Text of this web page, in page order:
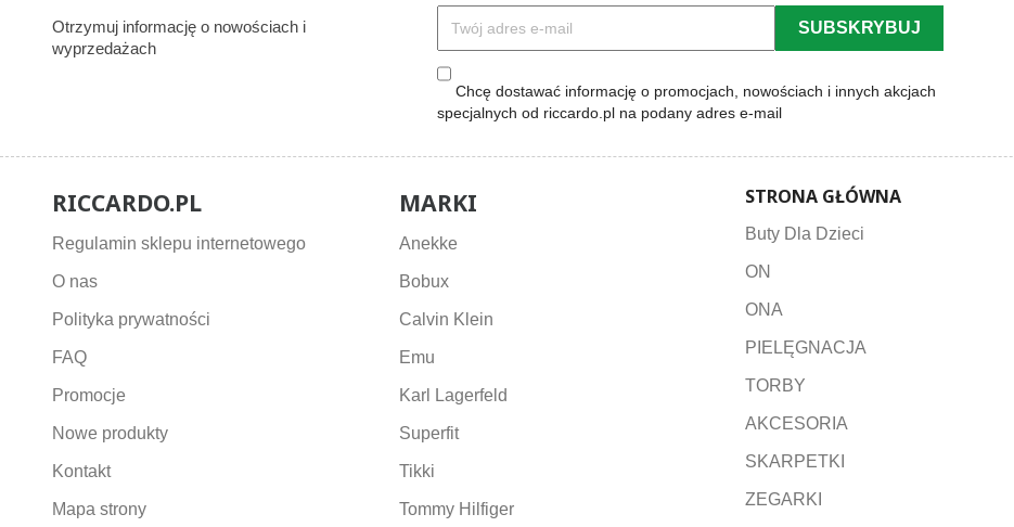
Otrzymuj informację o nowościach i
wyprzedażach
Chcę dostawać informację o promocjach, nowościach i innych akcjach
specjalnych od riccardo.pl na podany adres e-mail
RICCARDO.PL
Regulamin sklepu internetowego
O nas
Polityka prywatności
FAQ
Promocje
Nowe produkty
Kontakt
Mapa strony
MARKI
Anekke
Bobux
Calvin Klein
Emu
Karl Lagerfeld
Superfit
Tikki
Tommy Hilfiger
STRONA GŁÓWNA
Buty Dla Dzieci
ON
ONA
PIELĘGNACJA
TORBY
AKCESORIA
SKARPETKI
ZEGARKI